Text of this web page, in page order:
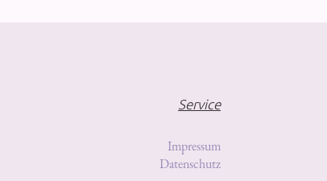
Service
Impressum
Datenschutz